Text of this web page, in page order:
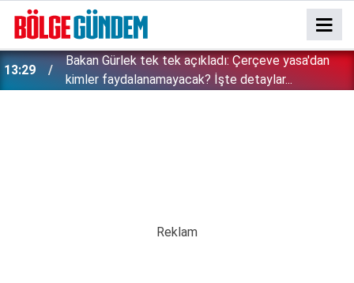
13:29
Bakan Gürlek tek tek açıkladı: Çerçeve yasa'dan
kimler faydalanamayacak? İşte detaylar...